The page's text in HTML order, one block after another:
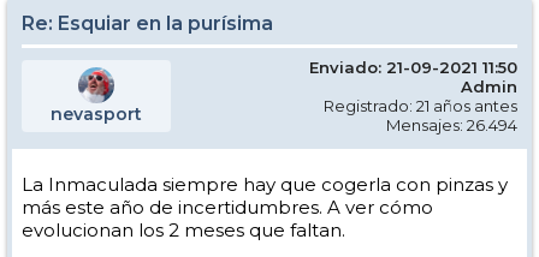
Re: Esquiar en la purísima
nevasport
Enviado: 21-09-2021 11:50
Admin
Registrado: 21 años antes
Mensajes: 26.494
La Inmaculada siempre hay que cogerla con pinzas y
más este año de incertidumbres. A ver cómo
evolucionan los 2 meses que faltan.